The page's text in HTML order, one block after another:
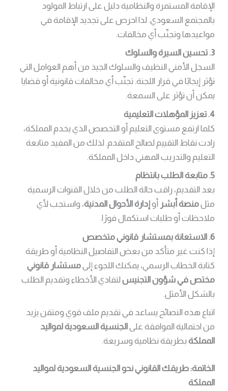
الإقامة المستمرة والنظامية دليل على ارتباط المولود
بالمجتمع السعودي. لذا احرص على تجديد الإقامة في
مواعيدها وتجنّب أي مخالفات.
3. تحسين السيرة والسلوك
السجل الأمني النظيف والسلوك الجيد من أهم العوامل التي
تؤثر إيجابًا في قرار اللجنة. تجنّب أي مخالفات قانونية أو قضايا
يمكن أن تؤثر على السمعة.
4. تعزيز المؤهلات التعليمية
كلما ارتفع مستوى التعليم أو التخصص الذي يخدم المملكة،
زادت نقاط التقييم لصالح المتقدم. لذلك من المفيد متابعة
التعليم والتدريب المهني داخل المملكة.
5. متابعة الطلب بانتظام
بعد التقديم، راقب حالة الطلب من خلال القنوات الرسمية
مثلمنصة أبشر أوإدارة الأحوال المدنية، واستجب لأي
ملاحظات أو طلبات استكمال فورًا.
6. الاستعانة بمستشار قانوني متخصص
إذا كنت غير متأكد من بعض التفاصيل النظامية أو طريقة
كتابة الخطاب الرسمي، يمكنك اللجوء إلىمستشار قانوني
مختص في شؤون التجنيس لتفادي الأخطاء وتقديم الطلب
بالشكل الأمثل.
اتباع هذه النصائح يساعد في تقديم ملف قوي ومتقن يزيد
من احتمالية الموافقة علىالجنسية السعودية لمواليد
المملكة بطريقة نظامية وسريعة.
الخاتمة: طريقك القانوني نحو الجنسية السعودية لمواليد
المملكة